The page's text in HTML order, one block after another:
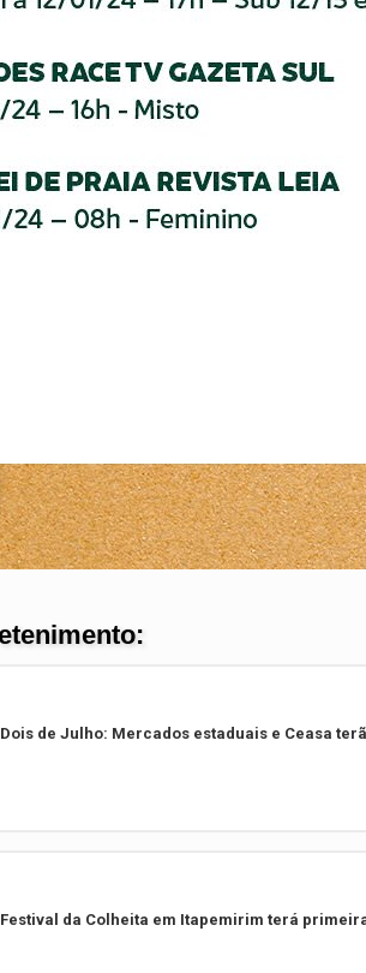
Dois de Julho: Mercados estaduais e Ceasa
Festival da Colheita em Itapemirim terá